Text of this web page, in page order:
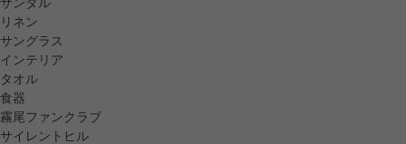
リネン
サングラス
インテリア
タオル
食器
霧尾ファンクラブ
サイレントヒル